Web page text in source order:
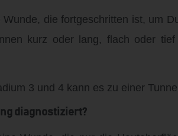
die fortgeschritten ist, um
kurz oder lang, flach oder
3 und 4 kann es zu einer
diagnostiziert?